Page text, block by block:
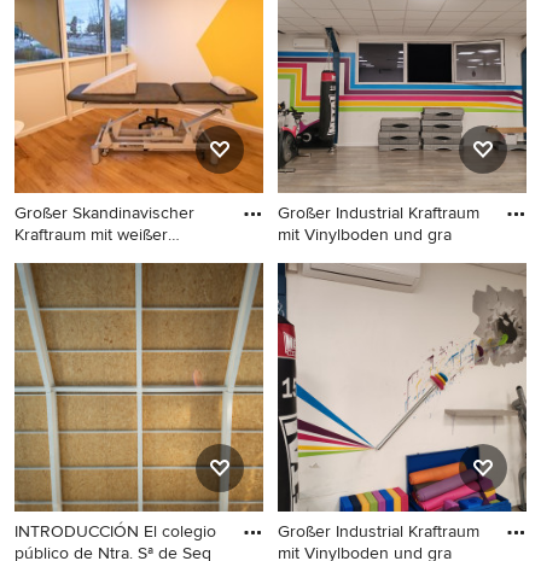
Sie inspiriert, speichern Sie das Foto in einem Ideenbuch
oder kontaktieren Sie den Experten, dessen Design-
Ideen Sie sich auch für Ihr Zuhause vorstellen können.
Entdecken Sie in unserer Fotogalerie schöne
Fitnessraum-Ideen und finden Sie heraus, warum Houzz
die beste Erfahrung bietet, wenn es um die Renovierung
oder das Einrichten von Haus und Wohnung geht.
Großer Skandinavischer
Kraftraum mit weißer
Großer Skandinavischer
Kraftraum mit weißer
Wandfarbe, Vinylboden und
beigem Boden in Bordeaux
Großer Industrial Kraftraum
mit Vinylboden und gra
Großer Industrial Kraftraum
mit Vinylboden und grauem
Boden in Paris
INTRODUCCIÓN El colegio
público de Ntra. Sª de Seq
Großer Industrial Kraftraum
mit Vinylboden und gra